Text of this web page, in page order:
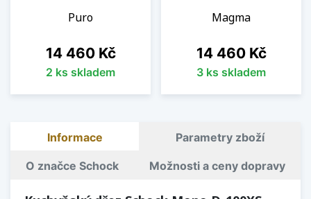
Puro
Cena
14 460 Kč
2 ks skladem
Magma
Cena
14 460 Kč
3 ks skladem
Informace Parametry zboží
O značce Schock Možnosti a ceny dopravy